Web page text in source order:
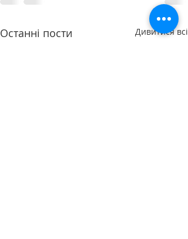
Останні пости Дивитися всі